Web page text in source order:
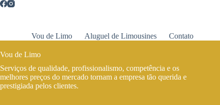
Vou de Limo Aluguel de Limousines Contato
Vou de Limo
Serviços de qualidade, profissionalismo, competência e os
melhores preços do mercado tornam a empresa tão querida e
prestigiada pelos clientes.